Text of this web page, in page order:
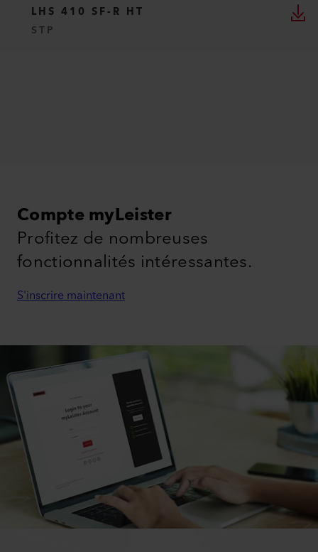
LHS 410 SF-R HT
STP
Compte myLeister
Profitez de nombreuses
fonctionnalités intéressantes.
S'inscrire maintenant